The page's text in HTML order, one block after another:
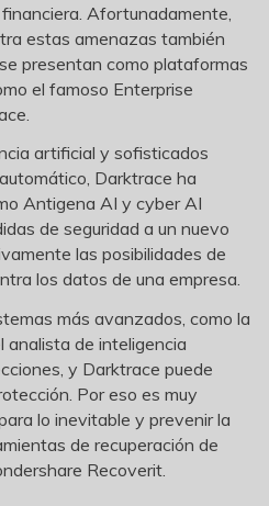
Afortunadamente,
estas amenazas también
presentan como plataformas
el famoso Enterprise
artificial y sofisticados
Darktrace ha
Antigena AI y cyber AI
de seguridad a un nuevo
las posibilidades de
los datos de una empresa.
más avanzados, como la
de inteligencia
y Darktrace puede
Por eso es muy
lo inevitable y prevenir la
de recuperación de
Recoverit.